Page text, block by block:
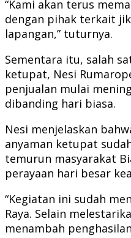
“Kami akan terus
dengan pihak terkait
lapangan,” tuturnya.
Sementara itu, salah
ketupat, Nesi
penjualan mulai
dibanding hari biasa.
Nesi menjelaskan
anyaman ketupat
temurun masyarakat
perayaan hari besar
“Kegiatan ini sudah
Raya. Selain
menambah